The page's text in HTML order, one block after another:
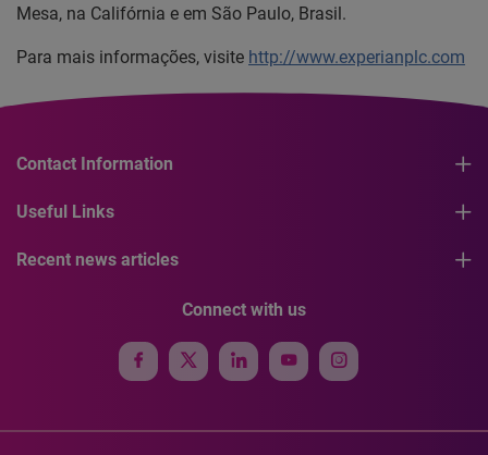
Mesa, na Califórnia e em São Paulo, Brasil.
Para mais informações, visite http://www.experianplc.com
Contact Information
Useful Links
Recent news articles
Connect with us